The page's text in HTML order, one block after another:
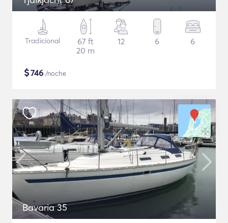
Tradicional
67 ft
20 m
12 6 6
$746 /noche
Bavaria 35